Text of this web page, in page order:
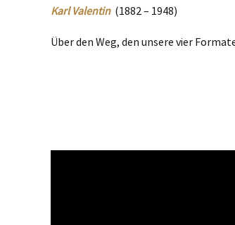
Karl Valentin(1882 – 1948)
Über den Weg, den unsere vier